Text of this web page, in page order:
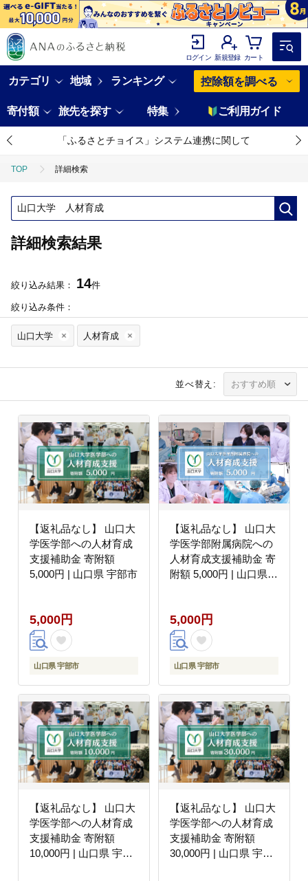
ログイン 新規登録 カート
カテゴリ 地域 ランキング 控除額を調べる
寄付額 旅先を探す 特集 ご利用ガイド
「ふるさとチョイス」システム連携に関して
TOP 詳細検索
詳細検索結果
絞り込み結果： 14件
絞り込み条件：
山口大学 人材育成
並べ替え:
【返礼品なし】 山口大
学医学部への人材育成
支援補助金 寄附額
5,000円 | 山口県 宇部市
5,000円
山口県 宇部市
【返礼品なし】 山口大
学医学部附属病院への
人材育成支援補助金 寄
附額 5,000円 | 山口県
5,000円
山口県 宇部市
【返礼品なし】 山口大
学医学部への人材育成
支援補助金 寄附額
10,000円 | 山口県 宇部
【返礼品なし】 山口大
学医学部への人材育成
支援補助金 寄附額
30,000円 | 山口県 宇部